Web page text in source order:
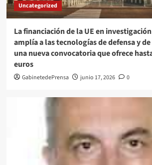
Uncategorized
La financiación de la UE en
amplía a las tecnologías de defensa y
una nueva convocatoria que ofrece
euros
GabinetedePrensa junio 17, 2026 0